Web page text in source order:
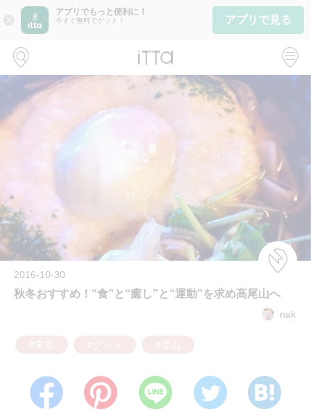
close
アプリでもっと便利に！
今すぐ無料でゲット！ アプリで見る
2016-10-30
秋冬おすすめ！“食”と“癒し”と“運動”を求め高尾山へ
nak